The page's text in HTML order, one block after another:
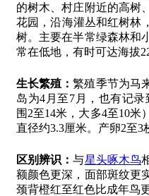
的树木、村庄附近的高树
花园，沿海灌丛和红树林
树。主要在半常绿森林和
常在低地，有时可达海拔
生长繁殖：繁殖季节为马
岛为4月至7月，也有记
围2至14米，大多4至10米
直径约3.3厘米。产卵2至3
区别辨识：与星头啄木鸟
额颜色更深，面部斑纹更
颈背橙红至红色比成年鸟